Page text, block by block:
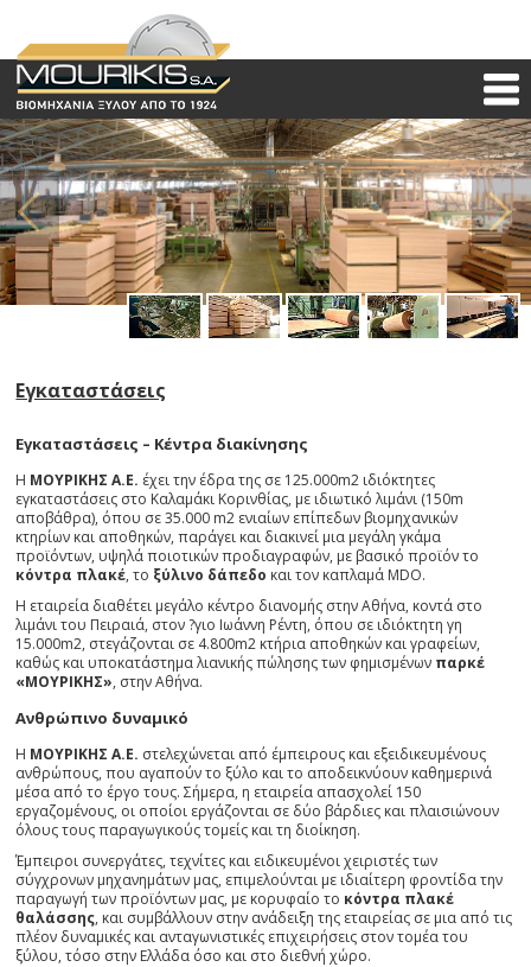
Εγκαταστάσεις
Εγκαταστάσεις – Κέντρα διακίνησης
Η ΜΟΥΡΙΚΗΣ Α.Ε. έχει την έδρα της σε 125.000m2 ιδιόκτητες
εγκαταστάσεις στο Καλαμάκι Κορινθίας, με ιδιωτικό λιμάνι (150m
αποβάθρα), όπου σε 35.000 m2 ενιαίων επίπεδων βιομηχανικών
κτηρίων και αποθηκών, παράγει και διακινεί μια μεγάλη γκάμα
προϊόντων, υψηλά ποιοτικών προδιαγραφών, με βασικό προϊόν το
κόντρα πλακέ, το ξύλινο δάπεδο και τον καπλαμά ΜDΟ.
Η εταιρεία διαθέτει μεγάλο κέντρο διανομής στην Αθήνα, κοντά στο
λιμάνι του Πειραιά, στον ?γιο Ιωάννη Ρέντη, όπου σε ιδιόκτητη γη
15.000m2, στεγάζονται σε 4.800m2 κτήρια αποθηκών και γραφείων,
καθώς και υποκατάστημα λιανικής πώλησης των φημισμένων παρκέ
«ΜΟΥΡΙΚΗΣ», στην Αθήνα.
Ανθρώπινο δυναμικό
Η ΜΟΥΡΙΚΗΣ Α.Ε. στελεχώνεται από έμπειρους και εξειδικευμένους
ανθρώπους, που αγαπούν το ξύλο και το αποδεικνύουν καθημερινά
μέσα από το έργο τους. Σήμερα, η εταιρεία απασχολεί 150
εργαζομένους, οι οποίοι εργάζονται σε δύο βάρδιες και πλαισιώνουν
όλους τους παραγωγικούς τομείς και τη διοίκηση.
Έμπειροι συνεργάτες, τεχνίτες και ειδικευμένοι χειριστές των
σύγχρονων μηχανημάτων μας, επιμελούνται με ιδιαίτερη φροντίδα την
παραγωγή των προϊόντων μας, με κορυφαίο το κόντρα πλακέ
θαλάσσης, και συμβάλλουν στην ανάδειξη της εταιρείας σε μια από τις
πλέον δυναμικές και ανταγωνιστικές επιχειρήσεις στον τομέα του
ξύλου, τόσο στην Ελλάδα όσο και στο διεθνή χώρο.